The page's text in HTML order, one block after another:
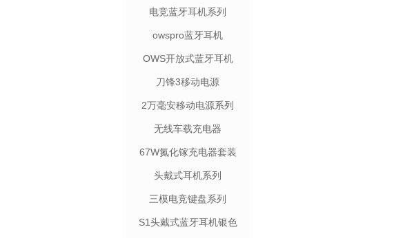
电竞蓝牙耳机系列
owspro蓝牙耳机
OWS开放式蓝牙耳机
刀锋3移动电源
2万毫安移动电源系列
无线车载充电器
67W氮化镓充电器套装
头戴式耳机系列
三模电竞键盘系列
S1头戴式蓝牙耳机银色